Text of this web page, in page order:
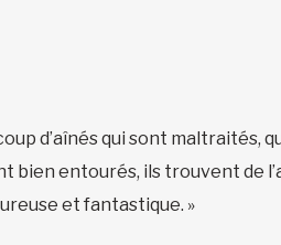
d’aînés qui sont
bien entourés, ils trouvent de
et fantastique. »